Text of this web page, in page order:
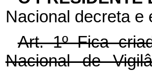
Nacional decreta e
Art. 1º Fica
Nacional de